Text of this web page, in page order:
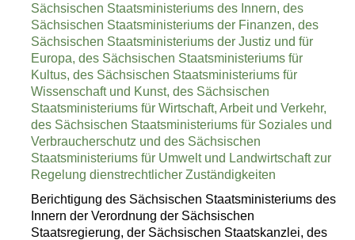
Sächsischen Staatsministeriums des Innern, des
Sächsischen Staatsministeriums der Finanzen, des
Sächsischen Staatsministeriums der Justiz und für
Europa, des Sächsischen Staatsministeriums für
Kultus, des Sächsischen Staatsministeriums für
Wissenschaft und Kunst, des Sächsischen
Staatsministeriums für Wirtschaft, Arbeit und Verkehr,
des Sächsischen Staatsministeriums für Soziales und
Verbraucherschutz und des Sächsischen
Staatsministeriums für Umwelt und Landwirtschaft zur
Regelung dienstrechtlicher Zuständigkeiten
Berichtigung des Sächsischen Staatsministeriums des
Innern der Verordnung der Sächsischen
Staatsregierung, der Sächsischen Staatskanzlei, des